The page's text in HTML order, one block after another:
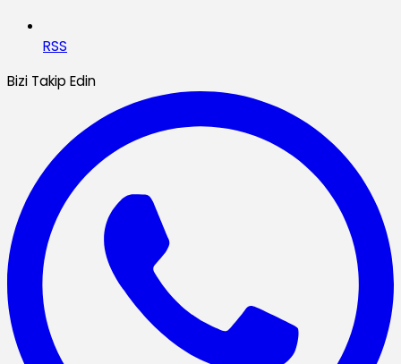
RSS
Bizi Takip Edin